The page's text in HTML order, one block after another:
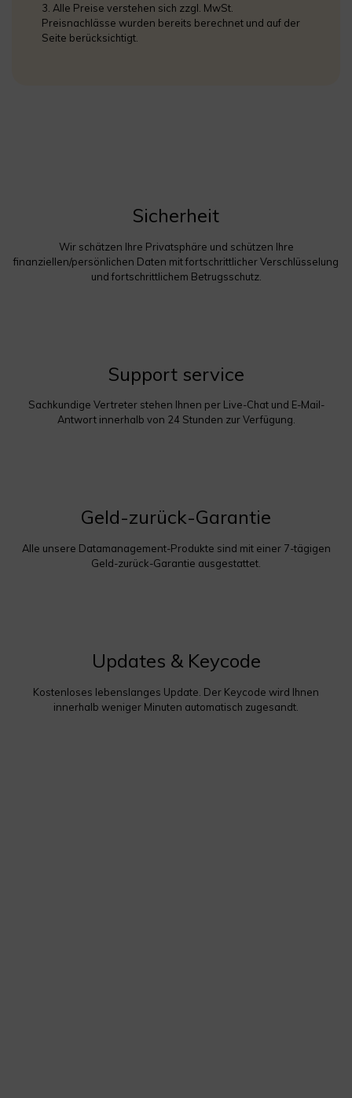
3. Alle Preise verstehen sich zzgl. MwSt.
Preisnachlässe wurden bereits berechnet und auf der
Seite berücksichtigt.
Sicherheit
Wir schätzen Ihre Privatsphäre und schützen Ihre
finanziellen/persönlichen Daten mit fortschrittlicher Verschlüsselung
und fortschrittlichem Betrugsschutz.
Support service
Sachkundige Vertreter stehen Ihnen per Live-Chat und E-Mail-
Antwort innerhalb von 24 Stunden zur Verfügung.
Geld-zurück-Garantie
Alle unsere Datamanagement-Produkte sind mit einer 7-tägigen
Geld-zurück-Garantie ausgestattet.
Updates & Keycode
Kostenloses lebenslanges Update. Der Keycode wird Ihnen
innerhalb weniger Minuten automatisch zugesandt.